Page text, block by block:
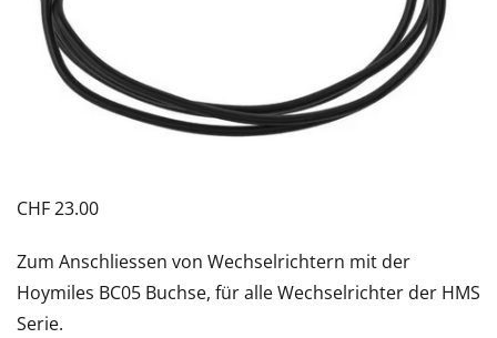
CHF23.00
Zum Anschliessen von Wechselrichtern mit der
Hoymiles BC05 Buchse, für alle Wechselrichter der HMS
Serie.